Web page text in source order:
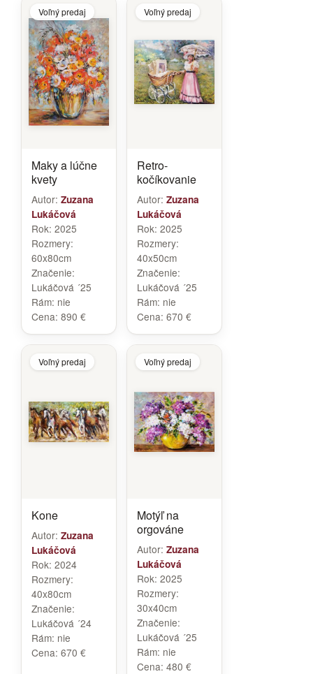
Voľný predaj
Maky a lúčne
kvety
Autor: Zuzana
Lukáčová
Rok: 2025
Rozmery:
60x80cm
Značenie:
Lukáčová ´25
Rám: nie
Cena: 890 €
Voľný predaj
Retro-
kočíkovanie
Autor: Zuzana
Lukáčová
Rok: 2025
Rozmery:
40x50cm
Značenie:
Lukáčová ´25
Rám: nie
Cena: 670 €
Voľný predaj
Kone
Autor: Zuzana
Lukáčová
Rok: 2024
Rozmery:
40x80cm
Značenie:
Lukáčová ´24
Rám: nie
Cena: 670 €
Voľný predaj
Motýľ na
orgováne
Autor: Zuzana
Lukáčová
Rok: 2025
Rozmery:
30x40cm
Značenie:
Lukáčová ´25
Rám: nie
Cena: 480 €